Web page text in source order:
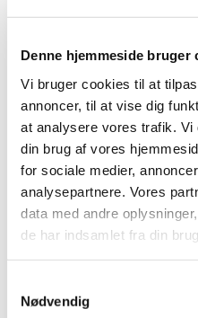
Denne hjemmeside bruger
Vi bruger cookies til at
annoncer, til at vise dig
at analysere vores trafik. Vi
din brug af vores
for sociale medier,
analysepartnere. Vores
data med andre
de har indsamlet fra din
Nødvendig